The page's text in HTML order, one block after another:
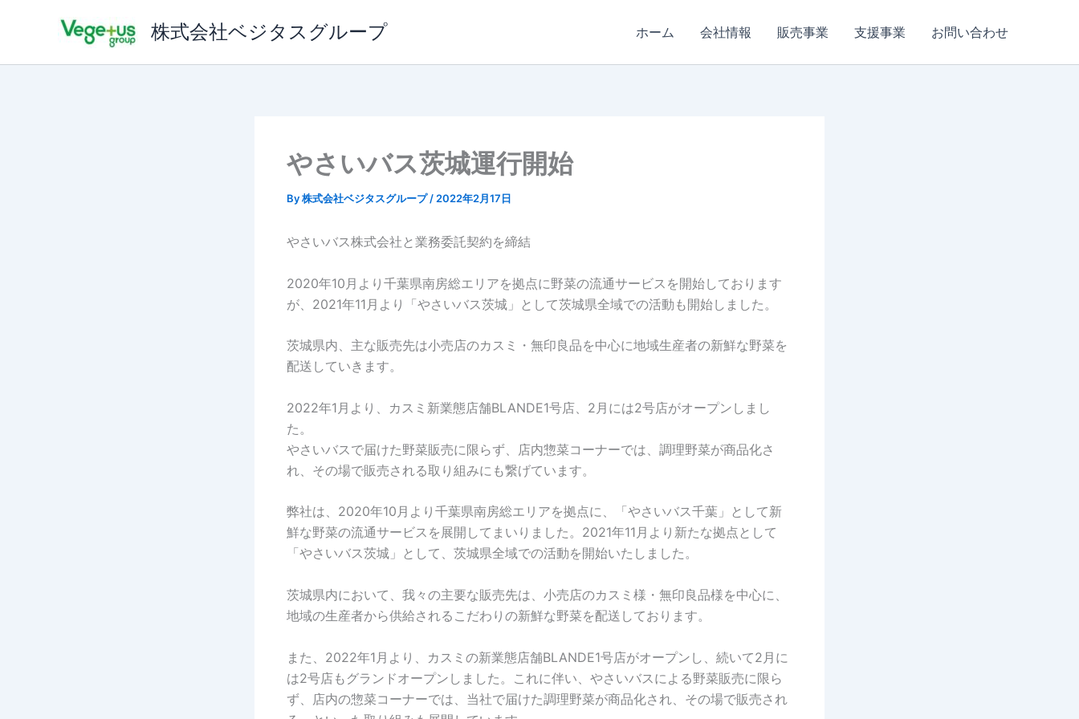
株式会社ベジタスグループ ホーム 会社情報 販売事業 支援事業 お問い合わせ
やさいバス茨城運行開始
By株式会社ベジタスグループ/ 2022年2月17日
やさいバス株式会社と業務委託契約を締結
2020年10月より千葉県南房総エリアを拠点に野菜の流通サービスを開始しております
が、2021年11月より「やさいバス茨城」として茨城県全域での活動も開始しました。
茨城県内、主な販売先は小売店のカスミ・無印良品を中心に地域生産者の新鮮な野菜を
配送していきます。
2022年1月より、カスミ新業態店舗BLANDE1号店、2月には2号店がオープンしまし
た。
やさいバスで届けた野菜販売に限らず、店内惣菜コーナーでは、調理野菜が商品化さ
れ、その場で販売される取り組みにも繋げています。
弊社は、2020年10月より千葉県南房総エリアを拠点に、「やさいバス千葉」として新
鮮な野菜の流通サービスを展開してまいりました。2021年11月より新たな拠点として
「やさいバス茨城」として、茨城県全域での活動を開始いたしました。
茨城県内において、我々の主要な販売先は、小売店のカスミ様・無印良品様を中心に、
地域の生産者から供給されるこだわりの新鮮な野菜を配送しております。
また、2022年1月より、カスミの新業態店舗BLANDE1号店がオープンし、続いて2月に
は2号店もグランドオープンしました。これに伴い、やさいバスによる野菜販売に限ら
ず、店内の惣菜コーナーでは、当社で届けた調理野菜が商品化され、その場で販売され